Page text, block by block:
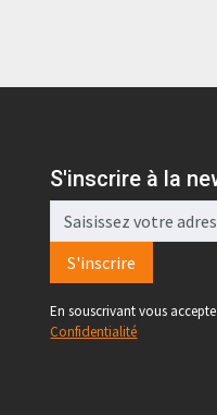
S'inscrire à la
S'inscrire
En souscrivant vous
Confidentialité